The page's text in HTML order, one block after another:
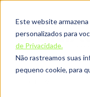
Este website
personalizados para
de Privacidade.
Não rastreamos suas
pequeno cookie, para